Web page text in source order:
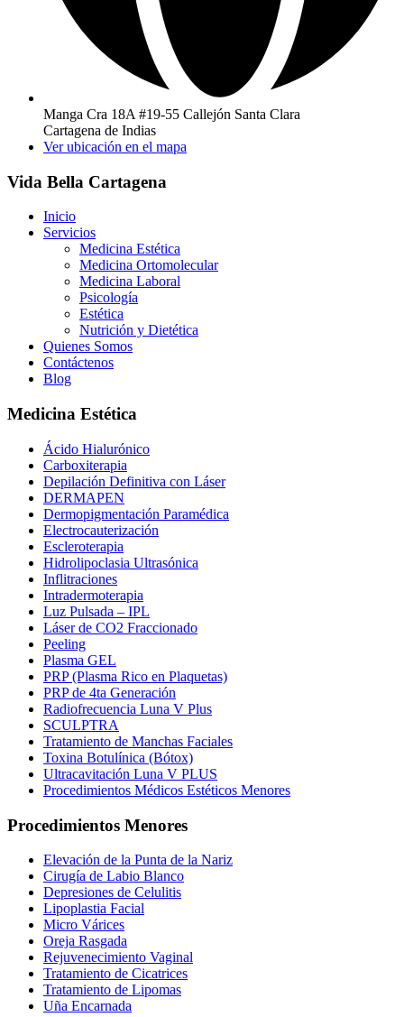
Manga Cra 18A #19-55 Callejón Santa Clara
Cartagena de Indias
Ver ubicación en el mapa
Vida Bella Cartagena
Inicio
Servicios
Medicina Estética
Medicina Ortomolecular
Medicina Laboral
Psicología
Estética
Nutrición y Dietética
Quienes Somos
Contáctenos
Blog
Medicina Estética
Ácido Hialurónico
Carboxiterapia
Depilación Definitiva con Láser
DERMAPEN
Dermopigmentación Paramédica
Electrocauterización
Escleroterapia
Hidrolipoclasia Ultrasónica
Inflitraciones
Intradermoterapia
Luz Pulsada – IPL
Láser de CO2 Fraccionado
Peeling
Plasma GEL
PRP (Plasma Rico en Plaquetas)
PRP de 4ta Generación
Radiofrecuencia Luna V Plus
SCULPTRA
Tratamiento de Manchas Faciales
Toxina Botulínica (Bótox)
Ultracavitación Luna V PLUS
Procedimientos Médicos Estéticos Menores
Procedimientos Menores
Elevación de la Punta de la Nariz
Cirugía de Labio Blanco
Depresiones de Celulitis
Lipoplastia Facial
Micro Várices
Oreja Rasgada
Rejuvenecimiento Vaginal
Tratamiento de Cicatrices
Tratamiento de Lipomas
Uña Encarnada